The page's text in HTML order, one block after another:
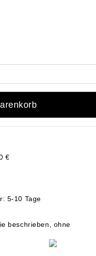
€
5-10 Tage
beschrieben, ohne